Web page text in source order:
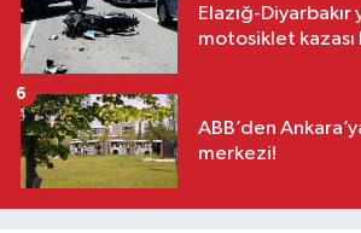
Elazığ-Diyarbakır
motosiklet
ABB’den
merkezi!
6